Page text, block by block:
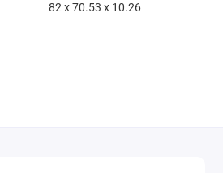
82 x 70.53 x 10.26